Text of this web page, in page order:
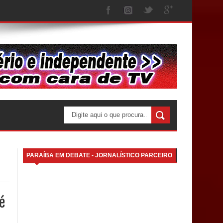
PARAÍBA EM DEBATE - JORNALÍSTICO PARCEIRO